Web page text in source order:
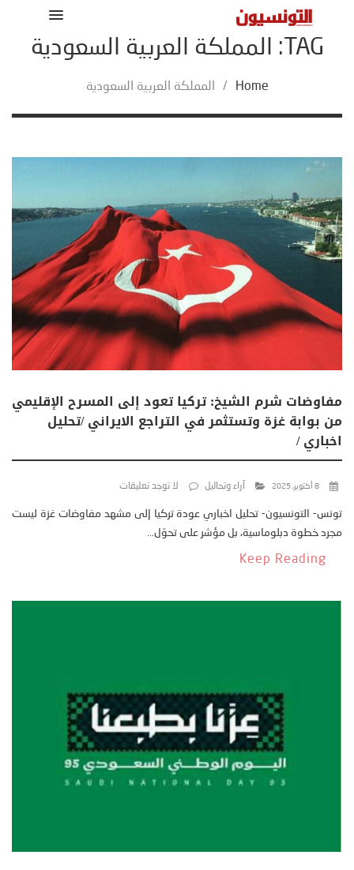
TAG: المملكة العربية السعودية
Home
/ المملكة العربية السعودية
مفاوضات شرم الشيخ: تركيا تعود إلى المسرح الإقليمي
من بوابة غزة وتستثمر في التراجع الايراني /تحليل
اخباري /
8 أكتوبر، 2025 آراء وتحاليل لا توجد تعليقات
تونس- التونسيون- تحليل اخباري عودة تركيا إلى مشهد مفاوضات غزة ليست
مجرد خطوة دبلوماسية، بل مؤشر على تحوّل...
Keep Reading